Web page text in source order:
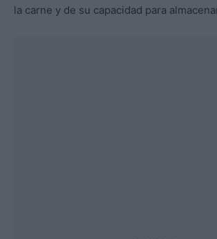
la carne y de su capacidad para